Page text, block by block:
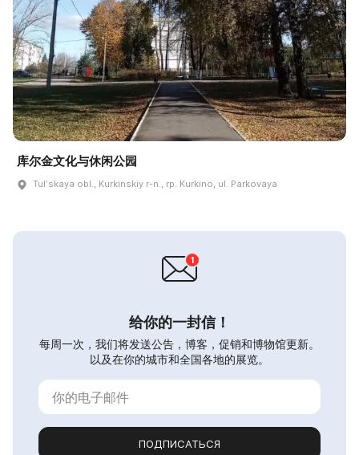
库尔金文化与休闲公园
Tulʹskaya obl., Kurkinskiy r-n., rp. Kurkino, ul. Parkovaya
给你的一封信！
每周一次，我们将发送公告，博客，促销和博物馆更新。
以及在你的城市和全国各地的展览。
ПОДПИСАТЬСЯ